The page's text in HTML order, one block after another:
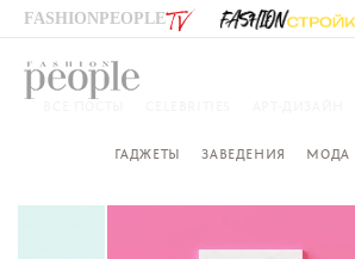
FASHIONPEOPLE
ГАДЖЕТЫ ЗАВЕДЕНИЯ МОДА